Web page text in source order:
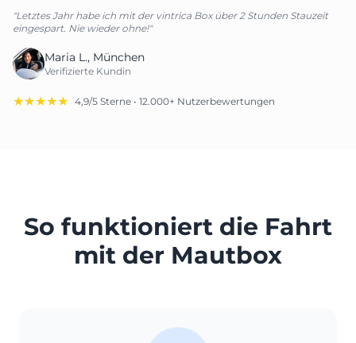
"Letztes Jahr habe ich mit der vintrica Box über 2 Stunden Stauzeit
eingespart. Nie wieder ohne!"
Maria L., München
Verifizierte Kundin
★★★★★ 4,9/5 Sterne • 12.000+ Nutzerbewertungen
So funktioniert die Fahrt
mit der Mautbox